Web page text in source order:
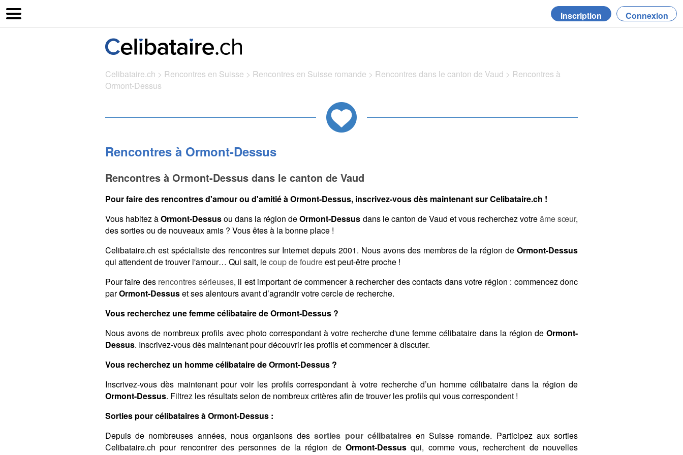
Inscription Connexion
Celibataire.ch > Rencontres en Suisse > Rencontres en Suisse romande > Rencontres dans le canton de Vaud > Rencontres à
Ormont-Dessus
Rencontres à Ormont-Dessus
Rencontres à Ormont-Dessus dans le canton de Vaud
Pour faire des rencontres d'amour ou d'amitié à Ormont-Dessus, inscrivez-vous dès maintenant sur Celibataire.ch !
Vous habitez àOrmont-Dessusou dans la région deOrmont-Dessus dans le canton de Vaud et vous recherchez votreâme sœur,
des sorties ou de nouveaux amis ? Vous êtes à la bonne place !
Celibataire.ch est spécialiste des rencontres sur Internet depuis 2001. Nous avons des membres de la région de Ormont-Dessus
qui attendent de trouver l'amour… Qui sait, lecoup de foudreest peut-être proche !
Pour faire des rencontres sérieuses, il est important de commencer à rechercher des contacts dans votre région : commencez donc
parOrmont-Dessuset ses alentours avant d’agrandir votre cercle de recherche.
Vous recherchez une femme célibataire de Ormont-Dessus ?
Nous avons de nombreux profils avec photo correspondant à votre recherche d'une femme célibataire dans la région de Ormont-
Dessus. Inscrivez-vous dès maintenant pour découvrir les profils et commencer à discuter.
Vous recherchez un homme célibataire de Ormont-Dessus ?
Inscrivez-vous dès maintenant pour voir les profils correspondant à votre recherche d’un homme célibataire dans la région de
Ormont-Dessus. Filtrez les résultats selon de nombreux critères afin de trouver les profils qui vous correspondent !
Sorties pour célibataires à Ormont-Dessus :
Depuis de nombreuses années, nous organisons dessorties pour célibatairesen Suisse romande. Participez aux sorties
Celibataire.ch pour rencontrer des personnes de la région de Ormont-Dessus qui, comme vous, recherchent de nouvelles